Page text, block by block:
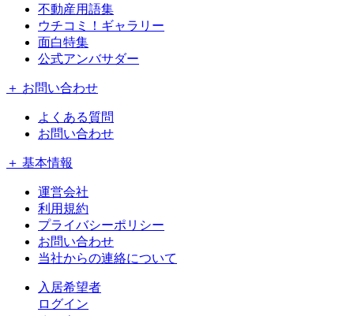
不動産用語集
ウチコミ！ギャラリー
面白特集
公式アンバサダー
＋ お問い合わせ
よくある質問
お問い合わせ
＋ 基本情報
運営会社
利用規約
プライバシーポリシー
お問い合わせ
当社からの連絡について
入居希望者
ログイン